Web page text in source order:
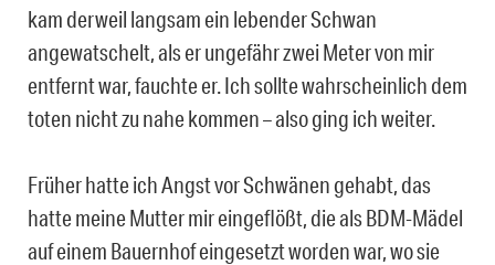
kam derweil langsam ein lebender Schwan
angewatschelt, als er ungefähr zwei Meter von mir
entfernt war, fauchte er. Ich sollte wahrscheinlich dem
toten nicht zu nahe kommen – also ging ich weiter.
Früher hatte ich Angst vor Schwänen gehabt, das
hatte meine Mutter mir eingeflößt, die als BDM-Mädel
auf einem Bauernhof eingesetzt worden war, wo sie